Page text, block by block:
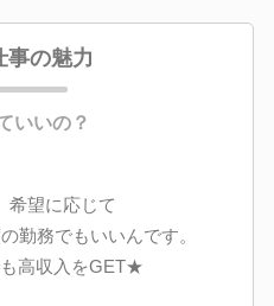
事の魅力
いいの？
希望に応じて
勤務でもいいんです。
高収入をGET★